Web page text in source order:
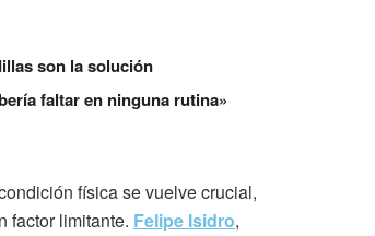
son la solución
faltar en ninguna rutina»
física se vuelve crucial,
factor limitante. Felipe Isidro,